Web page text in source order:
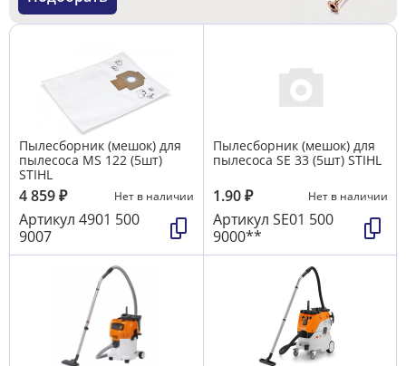
Пылесборник (мешок) для
пылесоса MS 122 (5шт)
STIHL
4 859₽ Нет в наличии
Артикул 4901 500
9007
Пылесборник (мешок) для
пылесоса SE 33 (5шт) STIHL
1.90₽ Нет в наличии
Артикул SE01 500
9000**